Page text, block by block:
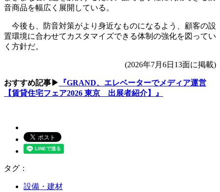
音商品を幅広く展開している。
今後も、防音対策がより身近なものになるよう、顧客の設
置環境に合わせてカスタマイズできる体制の強化を図ってい
く方針だ。
(2026年7月6日13面に掲載)
おすすめ記事▶
『GRAND、エレベーターでメディア運営
【賃貸住宅フェア2026 東京 出展者紹介】』
タグ：
設備・建材